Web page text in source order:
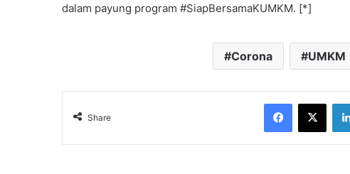
dalam payung program #SiapBersamaKUMKM. [*]
Corona UMKM
Share
Facebook
X